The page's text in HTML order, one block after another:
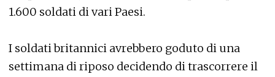
1.600 soldati di vari Paesi.
I soldati britannici avrebbero goduto di una
settimana di riposo decidendo di trascorrere il